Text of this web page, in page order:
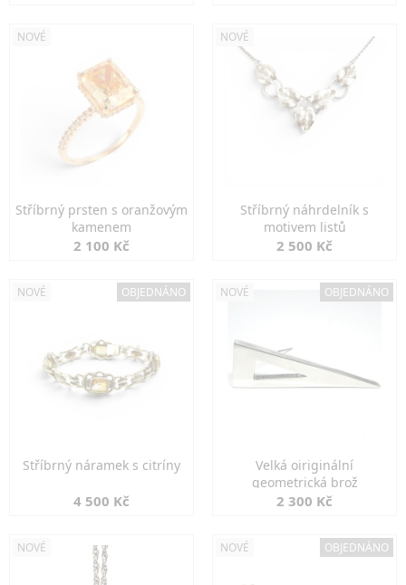
NOVÉ
Stříbrný prsten s oranžovým
kamenem
2 100 Kč
NOVÉ
Stříbrný náhrdelník s
motivem listů
2 500 Kč
NOVÉ OBJEDNÁNO
Stříbrný náramek s citríny
4 500 Kč
NOVÉ OBJEDNÁNO
Velká oiriginální
geometrická brož
2 300 Kč
NOVÉ NOVÉ OBJEDNÁNO